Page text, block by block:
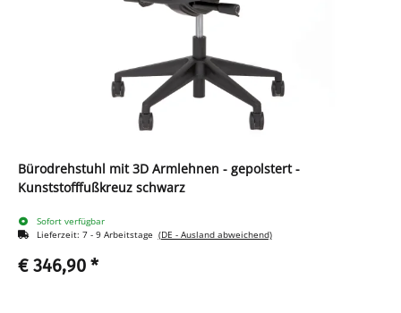
Bürodrehstuhl mit 3D Armlehnen - gepolstert -
Kunststofffußkreuz schwarz
Sofort verfügbar
Lieferzeit: 7 - 9 Arbeitstage (DE - Ausland abweichend)
€ 346,90 *